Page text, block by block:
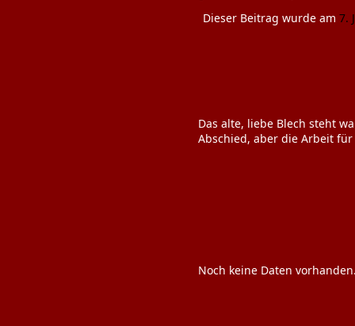
Dieser Beitrag wurde am 7.
Das alte, liebe Blech steht
Abschied, aber die Arbeit
Noch keine Daten